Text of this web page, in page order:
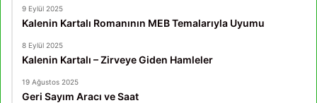
9 Eylül 2025
Kalenin Kartalı Romanının MEB Temalarıyla Uyumu
8 Eylül 2025
Kalenin Kartalı – Zirveye Giden Hamleler
19 Ağustos 2025
Geri Sayım Aracı ve Saat